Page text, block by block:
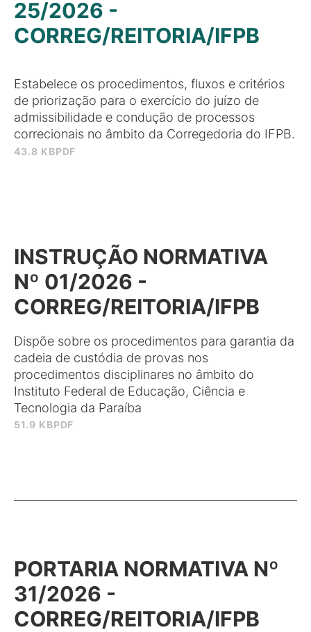
43.8 KBPDF
25/2026 -
CORREG/REITORIA/IFPB
Estabelece os procedimentos, fluxos e critérios
de priorização para o exercício do juízo de
admissibilidade e condução de processos
correcionais no âmbito da Corregedoria do IFPB.
51.9 KBPDF
INSTRUÇÃO NORMATIVA
Nº 01/2026 -
CORREG/REITORIA/IFPB
Dispõe sobre os procedimentos para garantia da
cadeia de custódia de provas nos
procedimentos disciplinares no âmbito do
Instituto Federal de Educação, Ciência e
Tecnologia da Paraíba
PORTARIA NORMATIVA Nº
31/2026 -
CORREG/REITORIA/IFPB